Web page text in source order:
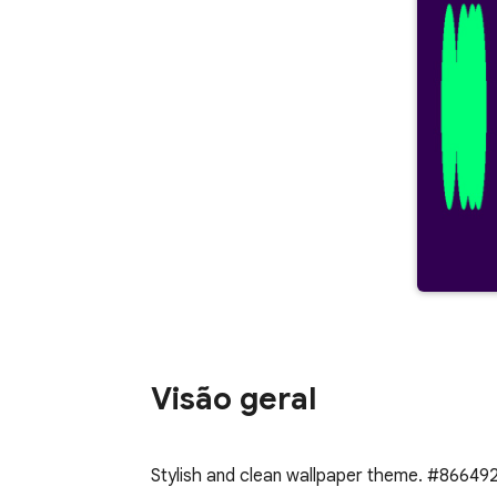
Visão geral
Stylish and clean wallpaper theme.